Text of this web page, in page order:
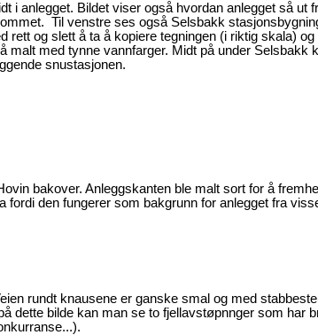
i anlegget. Bildet viser også hvordan anlegget så ut
Til venstre ses også Selsbakk
rett og slett å ta å kopiere tegningen (i riktig skala) og
malt med tynne vannfarger. Midt på under Selsbakk
snustasjonen.
bakover. Anleggskanten ble malt sort for å
fordi den fungerer som bakgrunn for anlegget fra
rundt knausene er ganske smal og med
dette bilde kan man se to fjellavstøpnnger som har